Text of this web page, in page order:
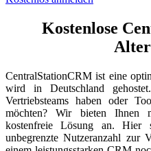
Kostenlose
CentralStationCRM ist eine
wird in Deutschland
Vertriebsteams haben oder
möchten? Wir bieten Ihnen
kostenfreie Lösung an.
unbegrenzte Nutzeranzahl zur